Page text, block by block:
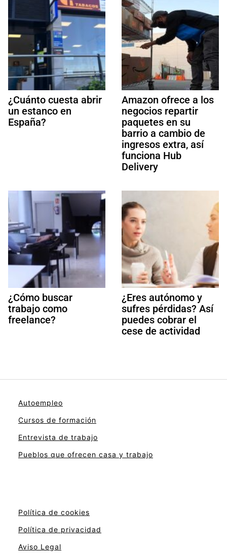
¿Cuánto cuesta abrir
un estanco en
España?
Amazon ofrece a los
negocios repartir
paquetes en su
barrio a cambio de
ingresos extra, así
funciona Hub
Delivery
¿Cómo buscar
trabajo como
freelance?
¿Eres autónomo y
sufres pérdidas? Así
puedes cobrar el
cese de actividad
Autoempleo
Cursos de formación
Entrevista de trabajo
Pueblos que ofrecen casa y trabajo
Política de cookies
Política de privacidad
Aviso Legal